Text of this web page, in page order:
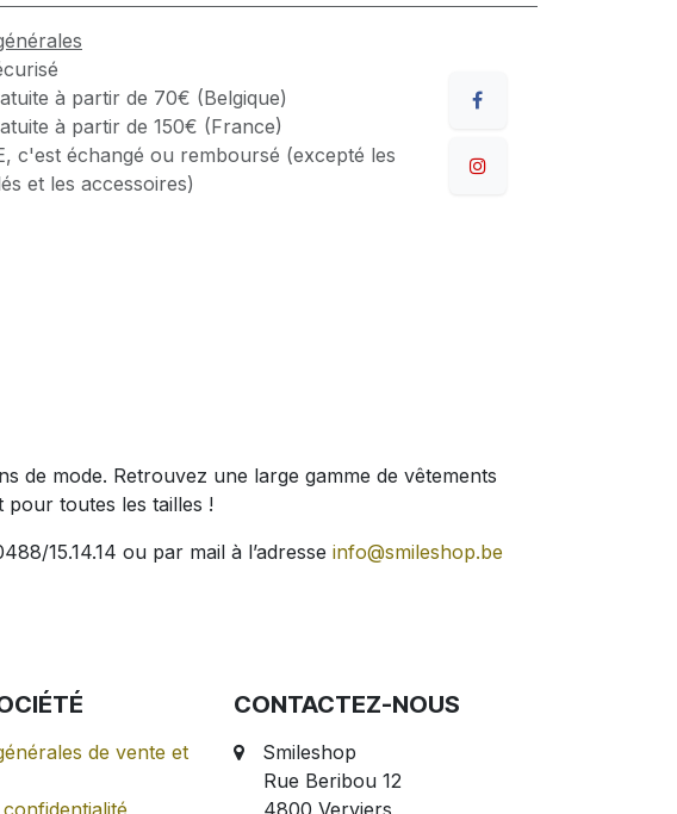
à partir de 70€ (Belgique)
à partir de 150€ (France)
c'est échangé ou remboursé (excepté les
et les accessoires)
de mode. Retrouvez une large gamme de vêtements
pour toutes les tailles !
15.14.14 ou par mail à l’adresse info@smileshop.be
de vente et
CONTACTEZ-NOUS
Smileshop
Rue Beribou 12